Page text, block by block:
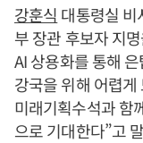
강훈식 대통령실 비
부 장관 후보자 지
AI 상용화를 통해
강국을 위해 어렵
미래기획수석과 함
으로 기대한다”고